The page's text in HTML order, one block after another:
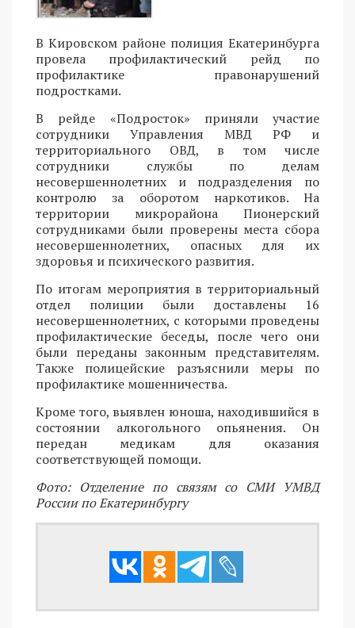
В Кировском районе полиция Екатеринбурга
провела профилактический рейд по
профилактике правонарушений
подростками.
В рейде «Подросток» приняли участие
сотрудники Управления МВД РФ и
территориального ОВД, в том числе
сотрудники службы по делам
несовершеннолетних и подразделения по
контролю за оборотом наркотиков. На
территории микрорайона Пионерский
сотрудниками были проверены места сбора
несовершеннолетних, опасных для их
здоровья и психического развития.
По итогам мероприятия в территориальный
отдел полиции были доставлены 16
несовершеннолетних, с которыми проведены
профилактические беседы, после чего они
были переданы законным представителям.
Также полицейские разъяснили меры по
профилактике мошенничества.
Кроме того, выявлен юноша, находившийся в
состоянии алкогольного опьянения. Он
передан медикам для оказания
соответствующей помощи.
Фото: Отделение по связям со СМИ УМВД
России по Екатеринбургу